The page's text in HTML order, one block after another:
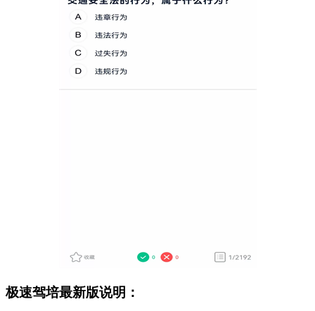
极速驾培最新版说明：